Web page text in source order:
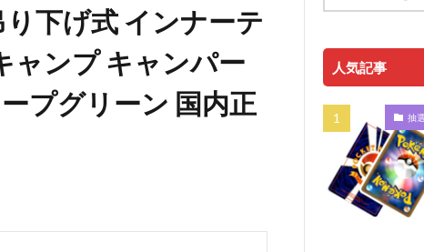
下げ式 インナーテ
ャンプ キャンパー
プグリーン 国内正
人気記事
抽